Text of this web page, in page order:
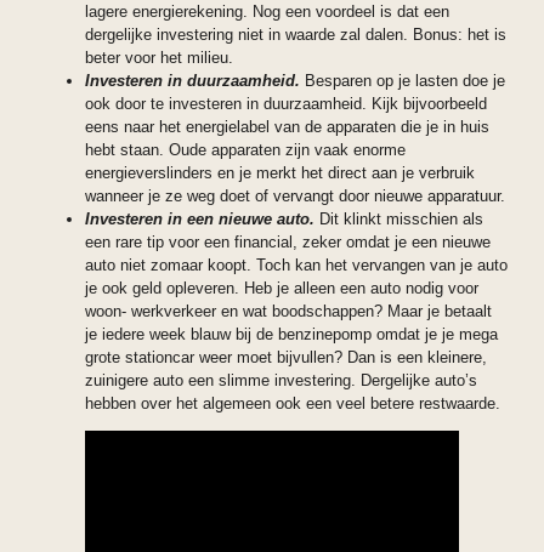
lagere energierekening. Nog een voordeel is dat een
dergelijke investering niet in waarde zal dalen. Bonus: het is
beter voor het milieu.
Investeren in duurzaamheid. Besparen op je lasten doe je
ook door te investeren in duurzaamheid. Kijk bijvoorbeeld
eens naar het energielabel van de apparaten die je in huis
hebt staan. Oude apparaten zijn vaak enorme
energieverslinders en je merkt het direct aan je verbruik
wanneer je ze weg doet of vervangt door nieuwe apparatuur.
Investeren in een nieuwe auto. Dit klinkt misschien als
een rare tip voor een financial, zeker omdat je een nieuwe
auto niet zomaar koopt. Toch kan het vervangen van je auto
je ook geld opleveren. Heb je alleen een auto nodig voor
woon- werkverkeer en wat boodschappen? Maar je betaalt
je iedere week blauw bij de benzinepomp omdat je je mega
grote stationcar weer moet bijvullen? Dan is een kleinere,
zuinigere auto een slimme investering. Dergelijke auto’s
hebben over het algemeen ook een veel betere restwaarde.